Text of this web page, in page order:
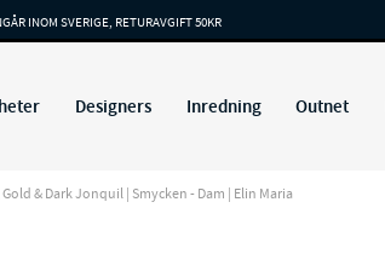
INOM SVERIGE, RETURAVGIFT 50KR
Designers Inredning Outnet
& Dark Jonquil | Smycken - Dam | Elin Maria